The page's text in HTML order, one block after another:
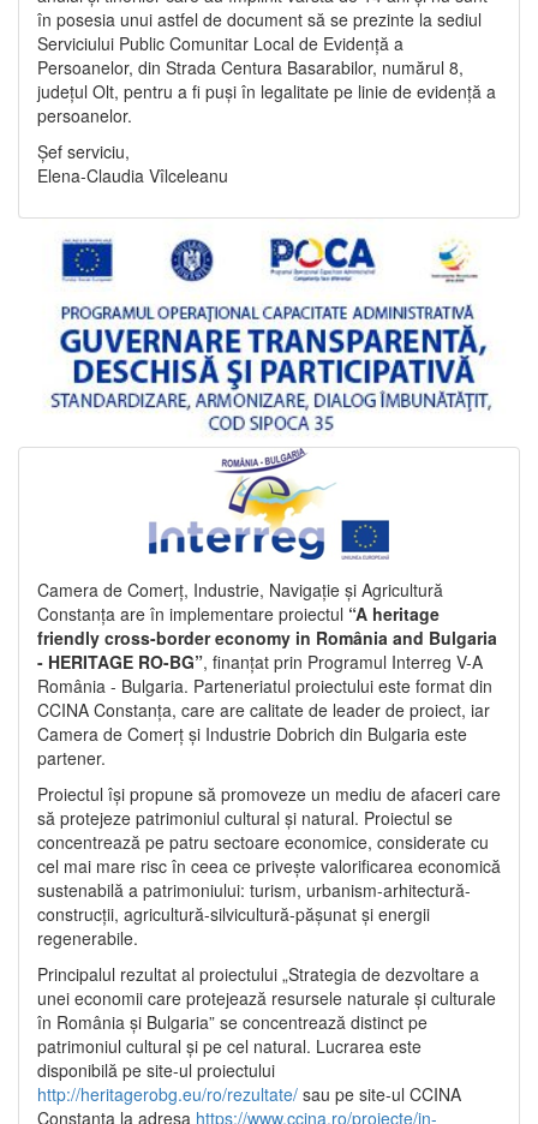
în posesia unui astfel de document să se prezinte la sediul
Serviciului Public Comunitar Local de Evidență a
Persoanelor, din Strada Centura Basarabilor, numărul 8,
județul Olt, pentru a fi puși în legalitate pe linie de evidență a
persoanelor.
Șef serviciu,
Elena-Claudia Vîlceleanu
Camera de Comerț, Industrie, Navigație și Agricultură
Constanța are în implementare proiectul “A heritage
friendly cross-border economy in România and Bulgaria
- HERITAGE RO-BG”, finanțat prin Programul Interreg V-A
România - Bulgaria. Parteneriatul proiectului este format din
CCINA Constanța, care are calitate de leader de proiect, iar
Camera de Comerț și Industrie Dobrich din Bulgaria este
partener.
Proiectul își propune să promoveze un mediu de afaceri care
să protejeze patrimoniul cultural și natural. Proiectul se
concentrează pe patru sectoare economice, considerate cu
cel mai mare risc în ceea ce privește valorificarea economică
sustenabilă a patrimoniului: turism, urbanism-arhitectură-
construcții, agricultură-silvicultură-pășunat și energii
regenerabile.
Principalul rezultat al proiectului „Strategia de dezvoltare a
unei economii care protejează resursele naturale și culturale
în România și Bulgaria” se concentrează distinct pe
patrimoniul cultural și pe cel natural. Lucrarea este
disponibilă pe site-ul proiectului
http://heritagerobg.eu/ro/rezultate/ sau pe site-ul CCINA
Constanța la adresa https://www.ccina.ro/proiecte/in-